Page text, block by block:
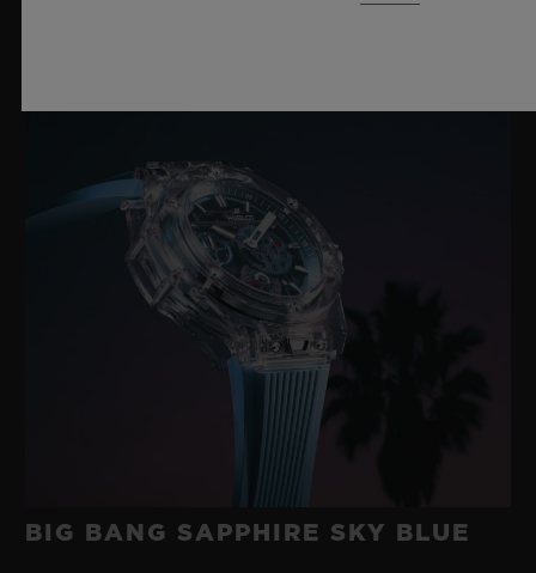
BIG BANG SAPPHIRE SKY BLUE